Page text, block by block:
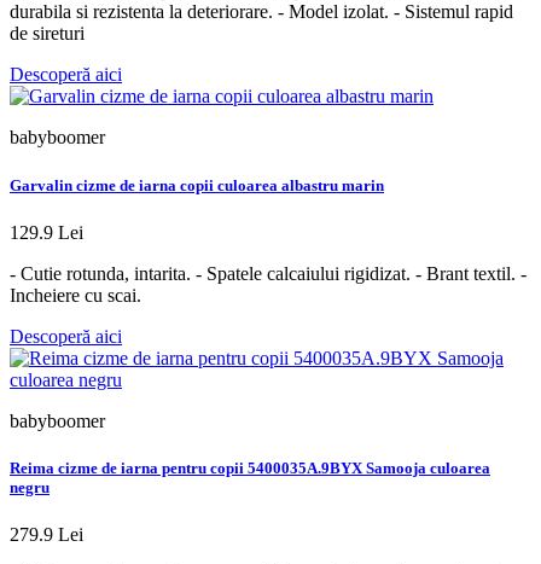
durabila si rezistenta la deteriorare. - Model izolat. - Sistemul rapid
de sireturi
Descoperă aici
babyboomer
Garvalin cizme de iarna copii culoarea albastru marin
129.9 Lei
- Cutie rotunda, intarita. - Spatele calcaiului rigidizat. - Brant textil. -
Incheiere cu scai.
Descoperă aici
babyboomer
Reima cizme de iarna pentru copii 5400035A.9BYX Samooja culoarea
negru
279.9 Lei